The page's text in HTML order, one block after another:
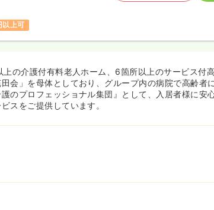
以上可
の介護付有料老人ホーム、6箇所以上のサービス付
会」を母体としており、グループ内の病院で高齢者
のプロフェッショナル集団』として、入居者様に安
スをご提供しています。